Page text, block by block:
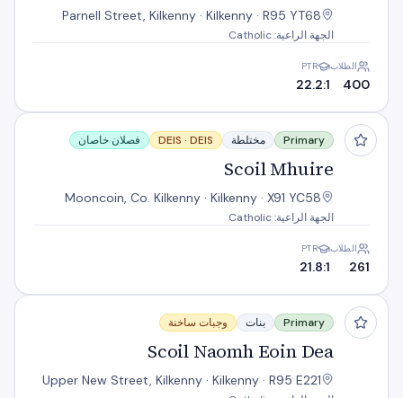
Parnell Street, Kilkenny · Kilkenny · R95 YT68
الجهة الراعية: Catholic
الطلاب
400
PTR
22.2:1
Scoil Mhuire
Primary مختلطة DEIS · DEIS فصلان خاصان
Scoil Mhuire
Mooncoin, Co. Kilkenny · Kilkenny · X91 YC58
الجهة الراعية: Catholic
الطلاب
261
PTR
21.8:1
Scoil Naomh Eoin Dea
Primary بنات وجبات ساخنة
Scoil Naomh Eoin Dea
Upper New Street, Kilkenny · Kilkenny · R95 E221